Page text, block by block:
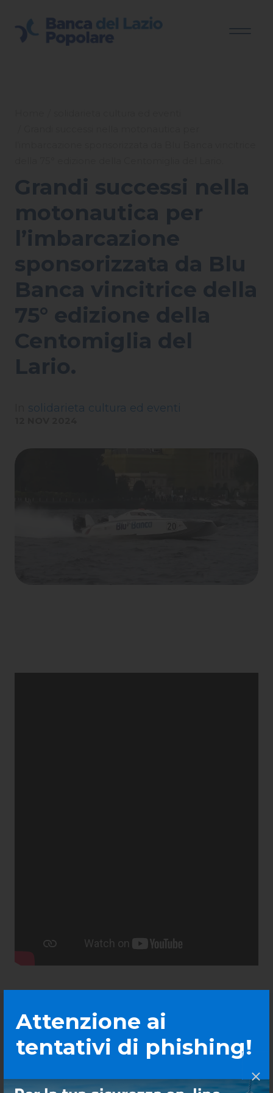
Grandi successi nella
motonautica per
l’imbarcazione
sponsorizzata da Blu
Banca vincitrice della
75° edizione della
Centomiglia del
Lario.
solidarieta cultura ed eventi
Altri articoli
Attenzione ai
tentativi di phishing!